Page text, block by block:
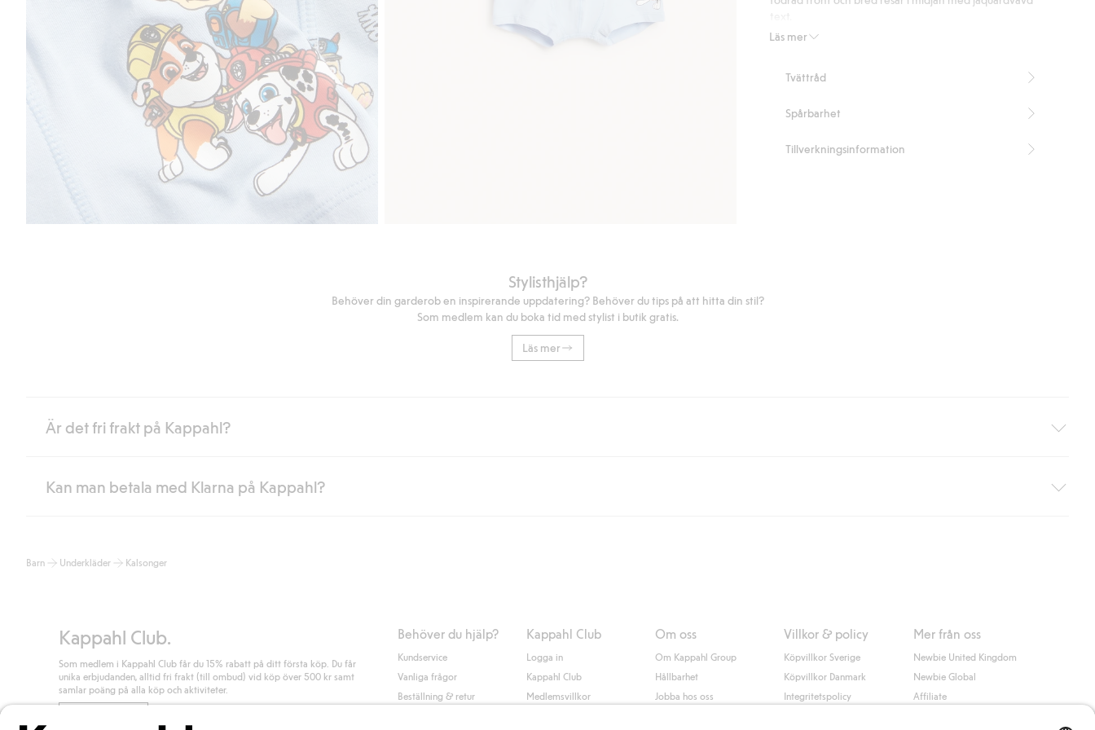
betyg
Läs mer
Artikelnummer
Tvättråd
Spårbarhet
Tillverkningsinformation
Stylisthjälp?
Behöver din garderob en inspirerande uppdatering? Behöver du tips på att hitta din stil?
Som medlem kan du boka tid med stylist i butik gratis.
Läs mer
Är det fri frakt på Kappahl?
Är du medlem i Kappahl Club har du alltid gratis frakt till butik eller om du handlar för över 500kr med leverans till ombud eller paketbox (gäller ej hemleverans). Frakten tas bort per automatik efter du
Läs mer
Kan man betala med Klarna på Kappahl?
klicka på "Slutför köp" godkänner du Kappahls allmänna villkor.
Barn Underkläder Kalsonger
Kappahl Club.
Som medlem i Kappahl Club får du 15% rabatt på ditt första köp. Du får
unika erbjudanden, alltid fri frakt (till ombud) vid köp över 500 kr samt
samlar poäng på alla köp och aktiviteter.
Behöver du hjälp?
Kundservice
Vanliga frågor
Beställning & retur
Kappahl Club
Logga in
Kappahl Club
Medlemsvillkor
Om oss
Om Kappahl Group
Hållbarhet
Jobba hos oss
Villkor & policy
Köpvillkor Sverige
Köpvillkor Danmark
Integritetspolicy
Mer från oss
Newbie United Kingdom
Newbie Global
Affiliate